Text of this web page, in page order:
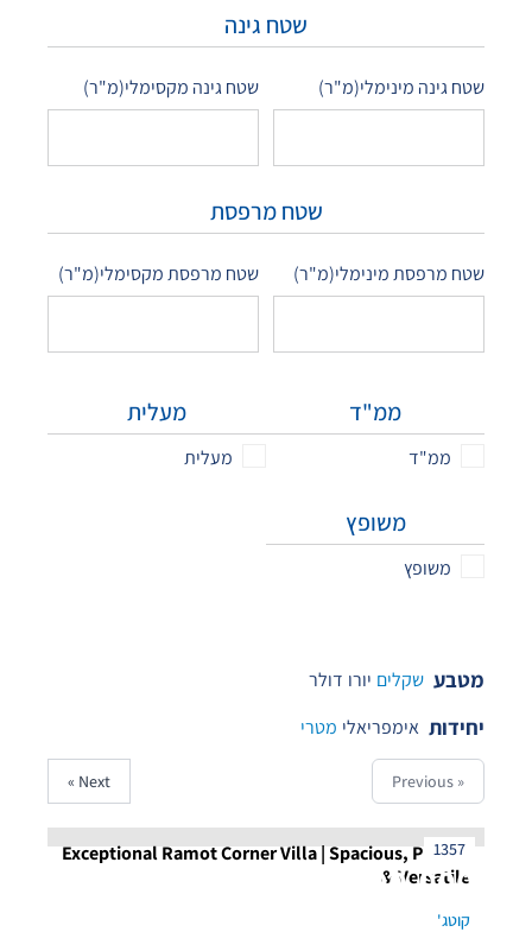
שטח גינה
שטח גינה מינימלי(מ"ר) שטח גינה מקסימלי(מ"ר)
שטח מרפסת
שטח מרפסת מינימלי(מ"ר) שטח מרפסת מקסימלי(מ"ר)
ממ"ד
ממ"ד
מעלית
מעלית
משופץ
משופץ
מטבע שקלים יורו דולר
יחידות אימפריאלי מטרי
« Previous
Next »
1357
12,900,000
Exceptional Ramot Corner Villa | Spacious, Private
& Versatile
קוטג'